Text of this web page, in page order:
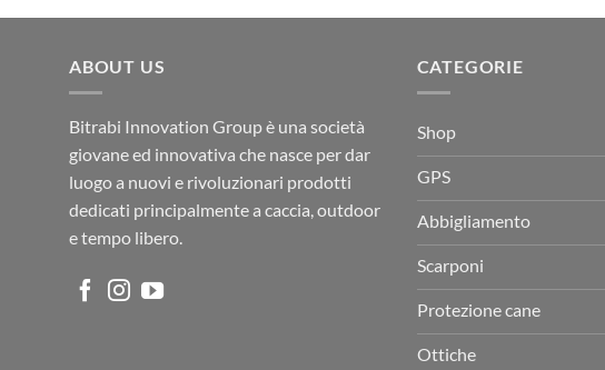
originaleattuale
era:
ABOUT US
Bitrabi Innovation Group è una società
giovane ed innovativa che nasce per dar
luogo a nuovi e rivoluzionari prodotti
dedicati principalmente a caccia, outdoor
e tempo libero.
CATEGORIE
Shop
GPS
Abbigliamento
Scarponi
Protezione cane
Ottiche